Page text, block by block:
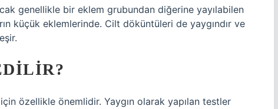
genellikle bir eklem grubundan diğerine yayılabilen
küçük eklemlerinde. Cilt döküntüleri de yaygındır ve
özellikle önemlidir. Yaygın olarak yapılan testler